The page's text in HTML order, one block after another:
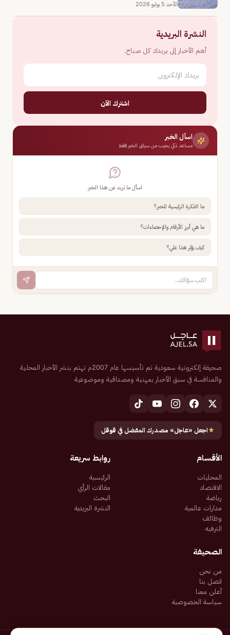
الأحد 5 يوليو 2026
النشرة البريدية
أهم الأخبار إلى بريدك كل صباح.
اشترك الآن
اسأل الخبر
مساعد ذكي يجيب من سياق الخبر فقط
اسأل ما تريد عن هذا الخبر
ما الفكرة الرئيسية للخبر؟
ما هي أبرز الأرقام والإحصاءات؟
كيف يؤثر هذا علي؟
صحيفة إلكترونية سعودية تم تأسيسها عام 2007م تهتم بنشر الأخبار المحلية
والمنافسة في سبق الأخبار بمهنية ومصداقية وموضوعية
★اجعل «عاجل» مصدرك المفضل في قوقل
الأقسام
المحليات
الاقتصاد
رياضة
مدارات عالمية
وظائف
الترفيه
روابط سريعة
الرئيسية
مقالات الرأي
البحث
النشرة البريدية
الصحيفة
من نحن
اتصل بنا
أعلن معنا
سياسة الخصوصية